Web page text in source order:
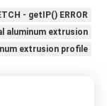
- getIP() ERROR
aluminum extrusion
extrusion profile